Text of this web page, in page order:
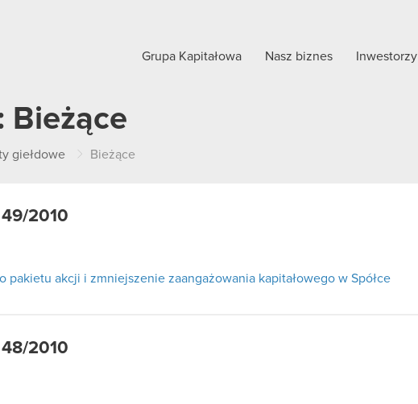
Grupa Kapitałowa Nasz biznes Inwestorzy
Bieżące
giełdowe Bieżące
2010
pakietu akcji i zmniejszenie zaangażowania kapitałowego w Spółce
2010